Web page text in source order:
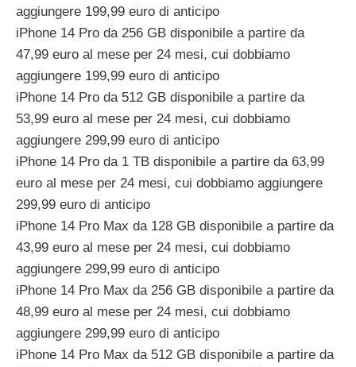
aggiungere 199,99 euro di anticipo
iPhone 14 Pro da 256 GB disponibile a partire da
47,99 euro al mese per 24 mesi, cui dobbiamo
aggiungere 199,99 euro di anticipo
iPhone 14 Pro da 512 GB disponibile a partire da
53,99 euro al mese per 24 mesi, cui dobbiamo
aggiungere 299,99 euro di anticipo
iPhone 14 Pro da 1 TB disponibile a partire da 63,99
euro al mese per 24 mesi, cui dobbiamo aggiungere
299,99 euro di anticipo
iPhone 14 Pro Max da 128 GB disponibile a partire da
43,99 euro al mese per 24 mesi, cui dobbiamo
aggiungere 299,99 euro di anticipo
iPhone 14 Pro Max da 256 GB disponibile a partire da
48,99 euro al mese per 24 mesi, cui dobbiamo
aggiungere 299,99 euro di anticipo
iPhone 14 Pro Max da 512 GB disponibile a partire da